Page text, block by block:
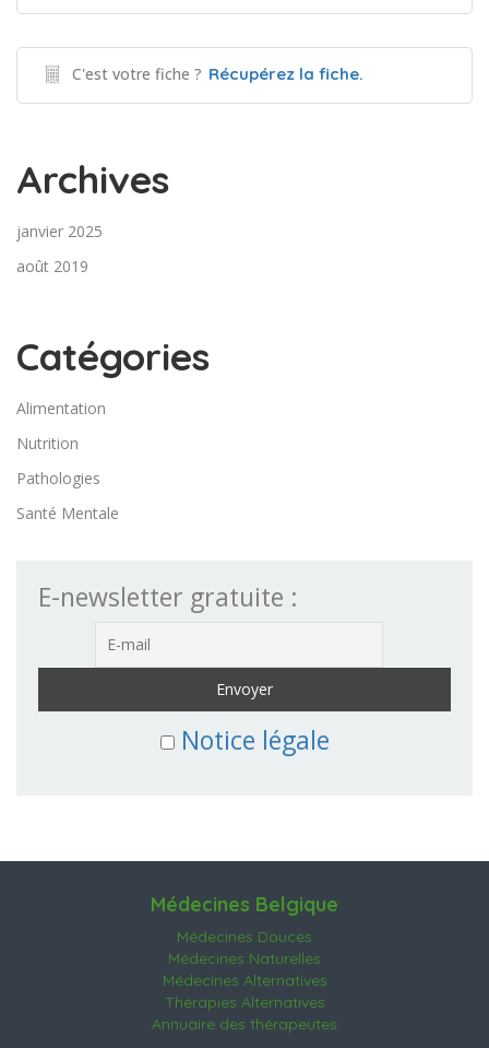
C'est votre fiche ? Récupérez la fiche.
Archives
janvier 2025
août 2019
Catégories
Alimentation
Nutrition
Pathologies
Santé Mentale
E-newsletter gratuite :
Notice légale
Médecines Belgique
Médecines Douces
Médecines Naturelles
Médecines Alternatives
Thérapies Alternatives
Annuaire des thérapeutes